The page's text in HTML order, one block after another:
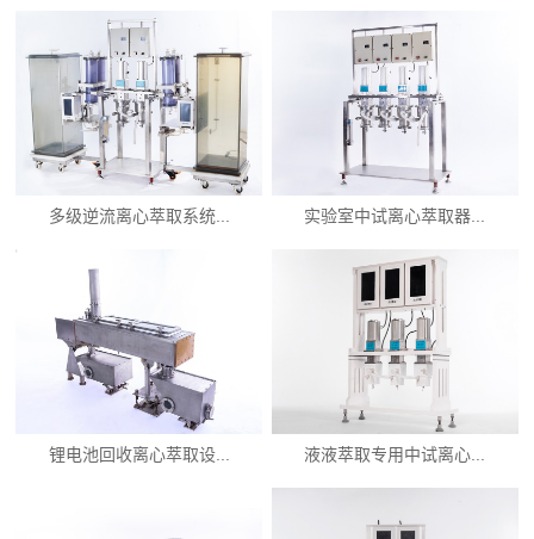
多级逆流离心萃取系统... 实验室中试离心萃取器...
锂电池回收离心萃取设... 液液萃取专用中试离心...